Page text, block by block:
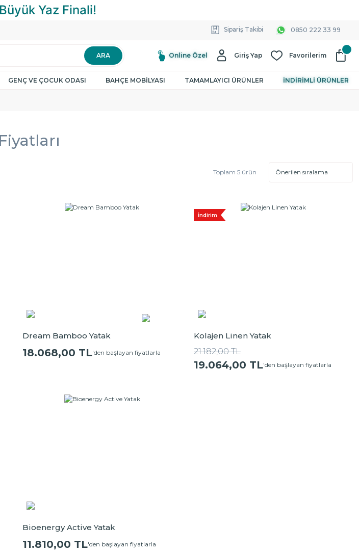
Sipariş Takibi 0850 222 33 99
ARA Online Özel Giriş Yap Favorilerim
GENÇ VE ÇOCUK ODASI BAHÇE MOBİLYASI TAMAMLAYICI ÜRÜNLER İNDİRİMLİ ÜRÜNLER
Toplam 5 ürün
Dream Bamboo Yatak
18.068,00 TL'den başlayan fiyatlarla
İndirim
Kolajen Linen Yatak
21.182,00 TL
19.064,00 TL'den başlayan fiyatlarla
Bioenergy Active Yatak
11.810,00 TL'den başlayan fiyatlarla